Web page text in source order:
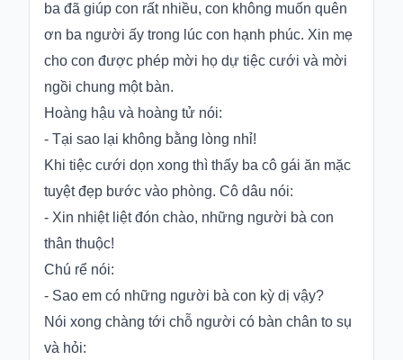
ba đã giúp con rất nhiều, con không muốn quên
ơn ba người ấy trong lúc con hạnh phúc. Xin mẹ
cho con được phép mời họ dự tiệc cưới và mời
ngồi chung một bàn.
Hoàng hậu và hoàng tử nói:
- Tại sao lại không bằng lòng nhỉ!
Khi tiệc cưới dọn xong thì thấy ba cô gái ăn mặc
tuyệt đẹp bước vào phòng. Cô dâu nói:
- Xin nhiệt liệt đón chào, những người bà con
thân thuộc!
Chú rể nói:
- Sao em có những người bà con kỳ dị vậy?
Nói xong chàng tới chỗ người có bàn chân to sụ
và hỏi: